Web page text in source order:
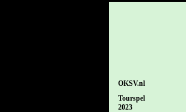
OKSV.nl
Tourspel
2023